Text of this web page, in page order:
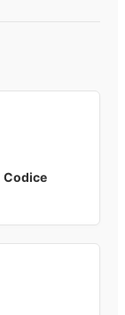
Codice